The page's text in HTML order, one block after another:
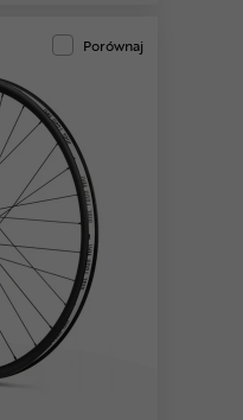
Porównaj